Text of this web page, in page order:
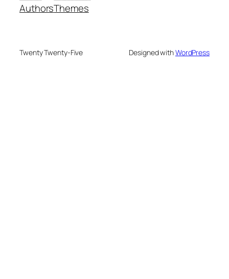
AuthorsThemes
Twenty Twenty-Five Designed withWordPress